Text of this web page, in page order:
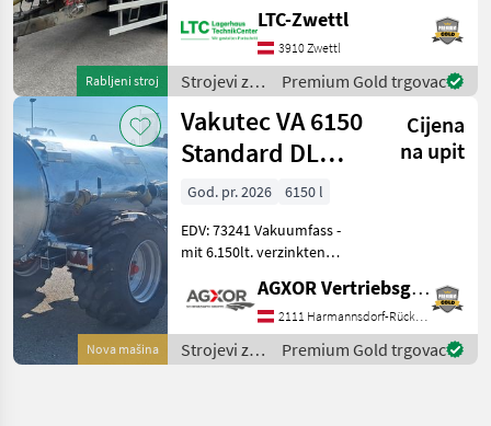
Rabljeni stroj
Gebrauchtmaschine;
Seriennummer/Fahrgestellnummer:
09338; Nettogewicht (kg):
8850; zul. Gesamtgewicht
(kg): 24000; Tanki
LTC-Zwettl
3910 Zwettl
Strojevi za
đubrenje,
gnojenje i
navodnjavanje
/ Vakutec
Premium Gold trgovac
Nova mašina
Vakutec VA 6150
Standard DL
Vakuumfass
Cijena
na upit
God. pr. 2026
6150 l
EDV: 73241 Vakuumfass -
mit 6.150lt. verzinkten
Beleuchtung nach StVo.
Kompressor/Überlauf - VA
58 Kompressor mit 6500lt.
Luftleist
AGXOR Vertriebsgesellschaft Ost GmbH
2111 Harmannsdorf-Rückersdorf
Strojevi za
đubrenje,
Premium Gold trgovac